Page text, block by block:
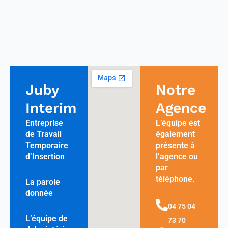
Juby
Interim
Entreprise
de Travail
Temporaire
d’Insertion
La parole
donnée
L’équipe de
Notre
Agence
L’équipe est
également
présente à
l’agence ou
par
téléphone.
04 75 04
73 70